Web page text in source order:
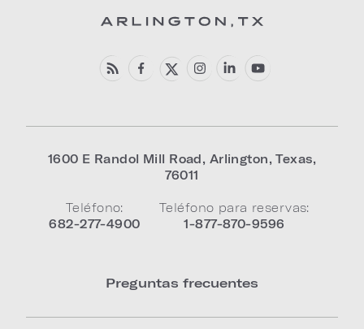
1600 E Randol Mill Road, Arlington,Texas,
76011
Teléfono:
682-277-4900
Teléfono para reservas:
1-877-870-9596
Preguntas frecuentes